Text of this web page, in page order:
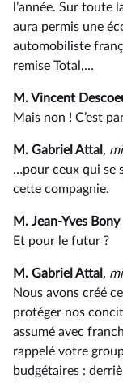
l’année. Sur toute
aura permis une
automobiliste
remise Total,…
M. Vincent
Mais non ! C’est
M. Gabriel Attal ,
…pour ceux qui se
cette compagnie.
M. Jean-Yves Bony
Et pour le futur ?
M. Gabriel Attal ,
Nous avons créé
protéger nos
assumé avec
rappelé votre
budgétaires :